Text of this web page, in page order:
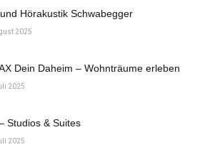
Hörakustik Schwabegger
2025
Dein Daheim – Wohnträume erleben
2025
Studios & Suites
2025